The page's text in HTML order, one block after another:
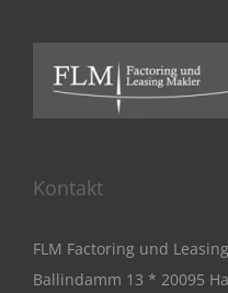
Kontakt
FLM Factoring und
Ballindamm 13 * 20095